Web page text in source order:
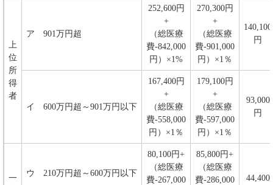
上
位
所
得
者
ア 901万円超
252,600円
+
（総医療
費-842,000
円）×1%
270,300円
+
（総医療
費-901,000
円）×1％
140,100
円
イ 600万円超～901万円以下
167,400円
+
（総医療
費-558,000
円）×1％
179,100円
+
（総医療
費-597,000
円）×1％
93,000
円
一
ウ 210万円超～600万円以下
80,100円+
（総医療
費-267,000
85,800円+
（総医療
費-286,000
44,400